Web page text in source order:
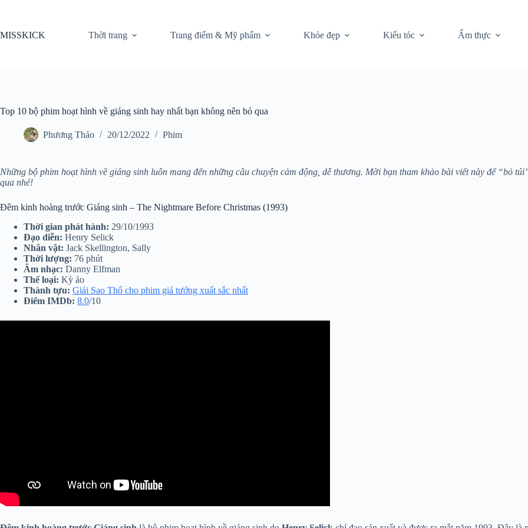
nội
MISSKICK Thời trang Trang điểm & Mỹ phẩm Khỏe đẹp Kiểu tóc Ẩm thực
Top 10 bộ phim hoạt hình về giáng sinh hay nhất bạn không nên bỏ qua
Phương Thảo 20/12/2022 Phim
Những bộ phim hoạt hình về giáng sinh luôn mang đến những câu chuyện cảm động, dễ thương. Mời bạn tham khảo bài viết này để “bỏ
qua nhé!
Đêm kinh hoàng trước Giáng sinh – The Nightmare Before Christmas (1993)
Thời gian phát hành: 29/10/1993
Đạo diễn: Henry Selick
Nhân vật: Jack Skellington, Sally
Thời lượng: 76 phút
Âm nhạc: Danny Elfman
Thể loại: Kỳ ảo
Thành tựu: Giải Sao Thổ cho phim giả tưởng xuất sắc nhất
Điểm IMDb: 8.0/10